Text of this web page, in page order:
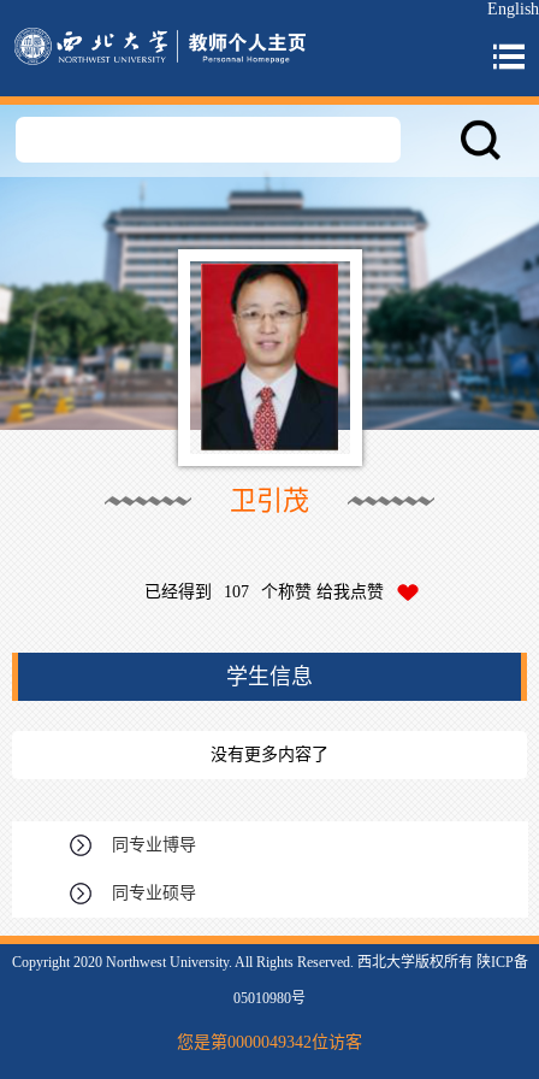
English
卫引茂
已经得到 107 个称赞 给我点赞
学生信息
没有更多内容了
同专业博导
同专业硕导
Copyright 2020 Northwest University. All Rights Reserved. 西北大学版权所有 陕ICP备
05010980号
您是第0000049342位访客